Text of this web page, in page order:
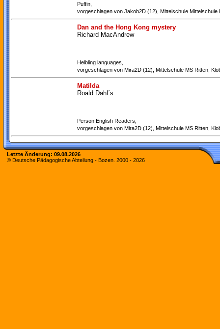
Puffin,
vorgeschlagen von Jakob2D (12), Mittelschule Mittelschule
Dan and the Hong Kong mystery
Richard MacAndrew
Helbling languages,
vorgeschlagen von Mira2D (12), Mittelschule MS Ritten,
Matilda
Roald Dahl´s
Person English Readers,
vorgeschlagen von Mira2D (12), Mittelschule MS Ritten,
Letzte Änderung: 09.08.2026
© Deutsche Pädagogische Abteilung - Bozen. 2000 - 2026